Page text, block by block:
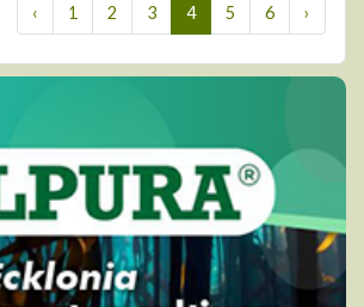
‹ 1 2 3 4 5 6 ›